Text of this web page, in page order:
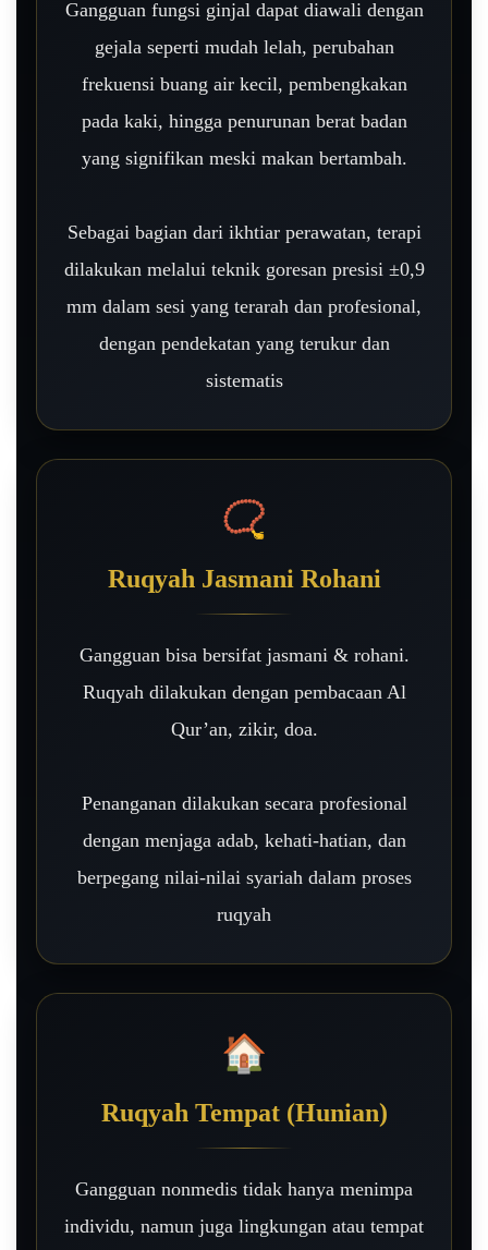
Gangguan fungsi ginjal dapat diawali dengan
gejala seperti mudah lelah, perubahan
frekuensi buang air kecil, pembengkakan
pada kaki, hingga penurunan berat badan
yang signifikan meski makan bertambah.
Sebagai bagian dari ikhtiar perawatan, terapi
dilakukan melalui teknik goresan presisi ±0,9
mm dalam sesi yang terarah dan profesional,
dengan pendekatan yang terukur dan
sistematis
📿
Ruqyah Jasmani Rohani
Gangguan bisa bersifat jasmani & rohani.
Ruqyah dilakukan dengan pembacaan Al
Qur’an, zikir, doa.
Penanganan dilakukan secara profesional
dengan menjaga adab, kehati-hatian, dan
berpegang nilai-nilai syariah dalam proses
ruqyah
🏠
Ruqyah Tempat (Hunian)
Gangguan nonmedis tidak hanya menimpa
individu, namun juga lingkungan atau tempat